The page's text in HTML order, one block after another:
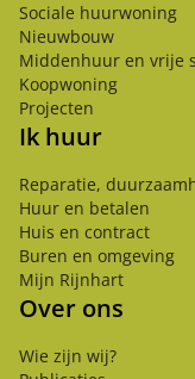
Sociale huurwoning
Nieuwbouw
Middenhuur en vrije
Koopwoning
Projecten
Ik huur
Reparatie,
Huur en betalen
Huis en contract
Buren en omgeving
Mijn Rijnhart
Over ons
Wie zijn wij?